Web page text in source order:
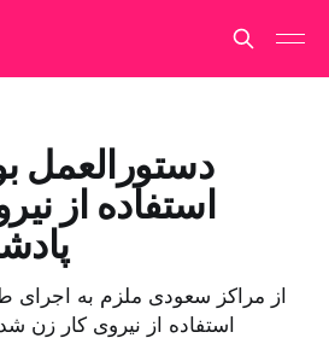
دستورالعمل
استفاده از
استفاده از نیروی کار زن